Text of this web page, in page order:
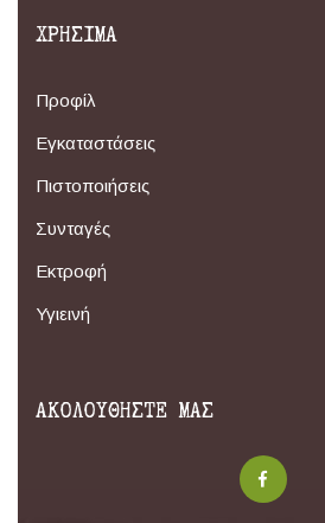
ΧΡΗΣΙΜΑ
Προφίλ
Εγκαταστάσεις
Πιστοποιήσεις
Συνταγές
Εκτροφή
Υγιεινή
ΑΚΟΛΟΥΘΗΣΤΕ ΜΑΣ